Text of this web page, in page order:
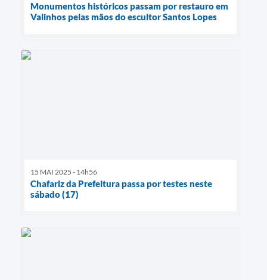
Monumentos históricos passam por restauro em
Valinhos pelas mãos do escultor Santos Lopes
15 MAI 2025 - 14h56
Chafariz da Prefeitura passa por testes neste
sábado (17)